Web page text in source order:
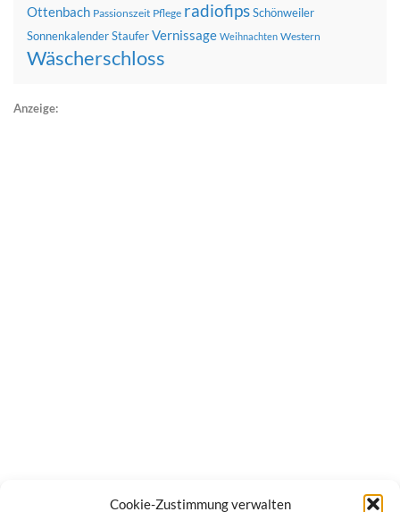
Cookie-Zustimmung verwalten
Ottenbach Passionszeit Pflege radiofipsSchönweiler
SonnenkalenderStauferVernissage Weihnachten Western
Wäscherschloss
Anzeige: